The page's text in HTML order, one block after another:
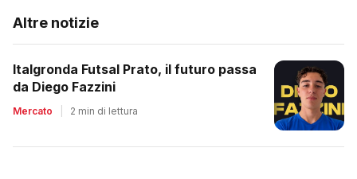
Altre notizie
Italgronda Futsal Prato, il futuro passa
da Diego Fazzini
Mercato 2 min di lettura